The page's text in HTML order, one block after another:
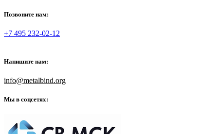
Позвоните нам:
+7 495 232-02-12
Напишите нам:
info@metalbind.org
Мы в соцсетях: